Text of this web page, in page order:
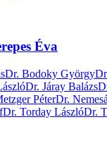
Éva
Dr. Bodoky György
Dr. Járay Balázs
PéterDr.
Dr. Torday LászlóDr.